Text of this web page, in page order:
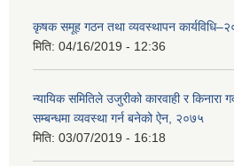
कृषक समूह गठन तथा व्यवस्थापन
मिति: 04/16/2019 - 12:36
न्यायिक समितिले उजुरीको कारवाही र किनारा
सम्बन्धमा व्यवस्था गर्न बनेको ऐन, २०७५
मिति: 03/07/2019 - 16:18